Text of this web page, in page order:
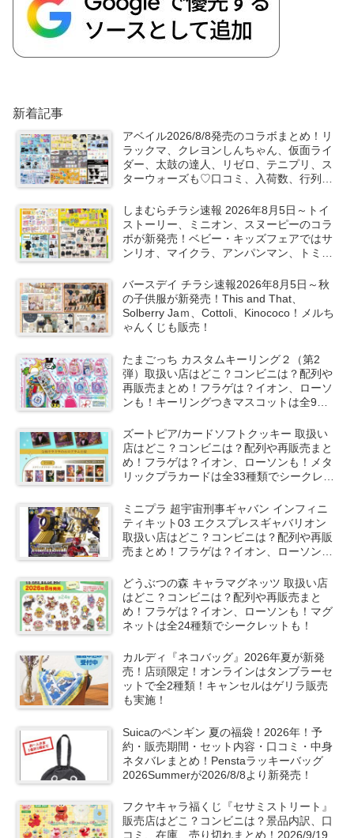
新着記事
アベイル2026/8/8発売のコラボまとめ！リ
ラックマ、クレヨンしんちゃん、仮面ライ
ダー、太鼓の達人、リゼロ、テニプリ、ス
ターウォーズも♡口コミ、入荷数、行列、
しまむらチラシ速報 2026年8月5日～トイ
ストーリー、ミニオン、スヌーピーのコラ
ボが新発売！ベビー・キッズフェアではサ
ンリオ、マイクラ、アンパンマン、トミカ
バースデイ チラシ速報2026年8月5日～秋
の子供服が新発売！This and That、
Solberry Jaｍ、Cottoli、Kinococo！メルち
ゃんくじも販売！
たまごっち カスタムキーリング２（第2
弾）取扱い店はどこ？コンビニは？配列や
再販売まとめ！フラゲは？イオン、ローソ
ンも！キーリングつきマスコットは全9種
ズートピア/カードソフトクッキー 取扱い
店はどこ？コンビニは？配列や再販売まと
め！フラゲは？イオン、ローソンも！メタ
リックプラカードは全33種類でシークレッ
ミニプラ 超宇宙刑事ギャバン インフィニ
ティキット03 エクスプレスギャバリオン
取扱い店はどこ？コンビニは？配列や再販
売まとめ！フラゲは？イオン、ローソン
どうぶつの森 キャラマグネッツ 取扱い店
はどこ？コンビニは？配列や再販売まと
め！フラゲは？イオン、ローソンも！マグ
ネットは全24種類でシークレットも！
カルディ『ネコバッグ』2026年夏が新発
売！店頭限定！オンラインはタンブラーセ
ットで全2種類！キャンセルはゲリラ販売
も実施！
Suicaのペンギン 夏の福袋！2026年！予
約・販売期間・セット内容・口コミ・中身
ネタバレまとめ！Penstaラッキーバッグ
2026Summerが2026/8/8より新発売！
フクヤキャラ福くじ『セサミストリート』
販売店はどこ？コンビニは？景品内訳、口
コミ、在庫、売り切れまとめ！2026/9/19